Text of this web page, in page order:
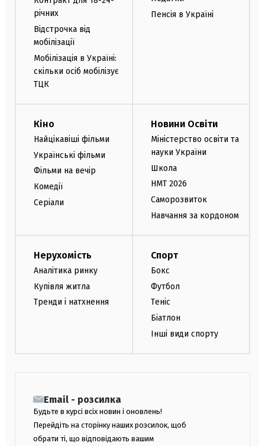
річних
Відстрочка від
мобілізації
Мобілізація в Україні:
скільки осіб мобілізує
ТЦК
Пенсія в Україні
Кіно
Найцікавіші фільми
Українські фільми
Фільми на вечір
Комедії
Серіали
Новини Освіти
Міністерство освіти та
науки України
Школа
НМТ 2026
Саморозвиток
Навчання за кордоном
Нерухомість
Аналітика ринку
Купівля житла
Тренди і натхнення
Спорт
Бокс
Футбол
Теніс
Біатлон
Інші види спорту
Email - розсилка
Будьте в курсі всіх новин і оновлень!
Перейдіть на сторінку наших розсилок, щоб
обрати ті, що відповідають вашим